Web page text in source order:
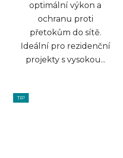
optimální výkon a
ochranu proti
přetokům do sítě.
Ideální pro rezidenční
projekty s vysokou...
TIP